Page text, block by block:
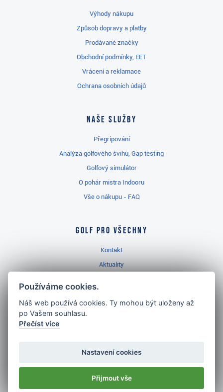
Výhody nákupu
Způsob dopravy a platby
Prodávané značky
Obchodní podmínky, EET
Vrácení a reklamace
Ochrana osobních údajů
Naše služby
Přegripování
Analýza golfového švihu, Gap testing
Golfový simulátor
O pohár mistra Indooru
Vše o nákupu - FAQ
Golf pro všechny
Kontakt
Aktuality
Golfový slovník
Nejlépe hodnocený
v ČR
Používáme cookies.
Náš web používá cookies. Ty mohou být uloženy až
po Vašem souhlasu.
Přečíst více
Nastavení cookies
Přijmout vše